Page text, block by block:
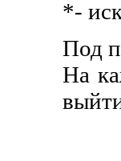
*-
Под
На